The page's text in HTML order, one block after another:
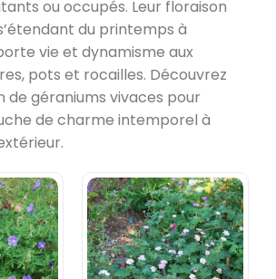
ou occupés. Leur floraison
du printemps à
vie et dynamisme aux
pots et rocailles. Découvrez
de géraniums vivaces pour
de charme intemporel à